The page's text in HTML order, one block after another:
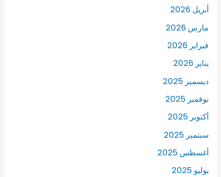
أبريل 2026
مارس 2026
فبراير 2026
يناير 2026
ديسمبر 2025
نوفمبر 2025
أكتوبر 2025
سبتمبر 2025
أغسطس 2025
يوليو 2025